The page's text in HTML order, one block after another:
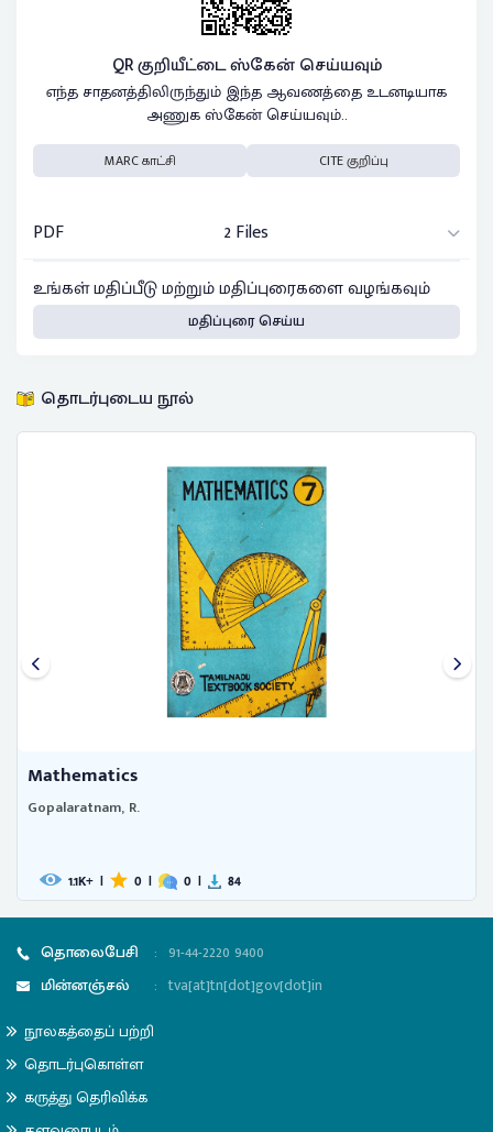
QR குறியீட்டை ஸ்கேன் செய்யவும்
எந்த சாதனத்திலிருந்தும் இந்த ஆவணத்தை உடனடியாக
அணுக ஸ்கேன் செய்யவும்..
MARC காட்சி CITE குறிப்பு
PDF
2 Files
உங்கள் மதிப்பீடு மற்றும் மதிப்புரைகளை வழங்கவும்
மதிப்புரை செய்ய
தொடர்புடைய நூல்
Mathematics
Gopalaratnam, R.
1.1K+ | 0 | 0 | 84
தொலைபேசி : 91-44-2220 9400
மின்னஞ்சல்
: tva[at]tn[dot]gov[dot]in
நூலகத்தைப் பற்றி
தொடர்புகொள்ள
கருத்து தெரிவிக்க